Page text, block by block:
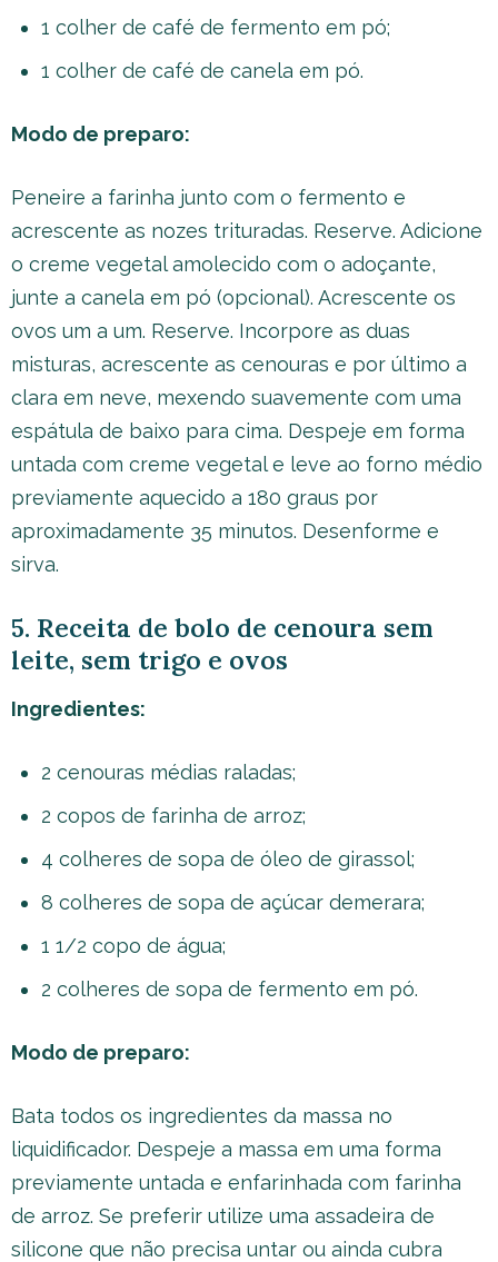
1 colher de café de fermento em pó;
1 colher de café de canela em pó.
Modo de preparo:
Peneire a farinha junto com o fermento e
acrescente as nozes trituradas. Reserve. Adicione
o creme vegetal amolecido com o adoçante,
junte a canela em pó (opcional). Acrescente os
ovos um a um. Reserve. Incorpore as duas
misturas, acrescente as cenouras e por último a
clara em neve, mexendo suavemente com uma
espátula de baixo para cima. Despeje em forma
untada com creme vegetal e leve ao forno médio
previamente aquecido a 180 graus por
aproximadamente 35 minutos. Desenforme e
sirva.
5. Receita de bolo de cenoura sem
leite, sem trigo e ovos
Ingredientes:
2 cenouras médias raladas;
2 copos de farinha de arroz;
4 colheres de sopa de óleo de girassol;
8 colheres de sopa de açúcar demerara;
1 1/2 copo de água;
2 colheres de sopa de fermento em pó.
Modo de preparo:
Bata todos os ingredientes da massa no
liquidificador. Despeje a massa em uma forma
previamente untada e enfarinhada com farinha
de arroz. Se preferir utilize uma assadeira de
silicone que não precisa untar ou ainda cubra